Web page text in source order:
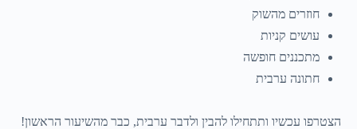
חוזרים מהשוק
עושים קניות
מתכננים חופשה
חתונה ערבית
הצטרפו עכשיו ותתחילו להבין ולדבר ערבית, כבר מהשיעור הראשון!